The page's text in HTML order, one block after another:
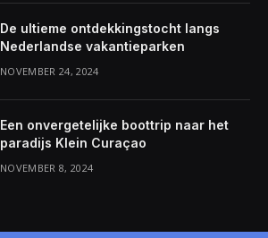
De ultieme ontdekkingstocht langs
Nederlandse vakantieparken
NOVEMBER 24, 2024
Een onvergetelijke boottrip naar het
paradijs Klein Curaçao
NOVEMBER 8, 2024